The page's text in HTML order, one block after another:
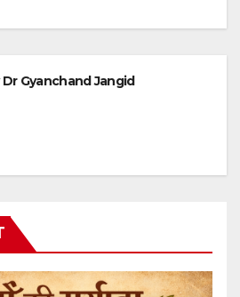
Dr Gyanchand Jangid